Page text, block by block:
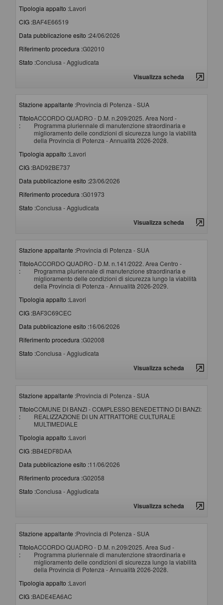
Tipologia appalto :Lavori
CIG :BAF4E66519
Data pubblicazione esito :24/06/2026
Riferimento procedura :G02010
Stato :Conclusa - Aggiudicata
Visualizza scheda
Stazione appaltante :Provincia di Potenza - SUA
Titolo
:
ACCORDO QUADRO - D.M. n.209/2025. Area Nord -
Programma pluriennale di manutenzione straordinaria e
miglioramento delle condizioni di sicurezza lungo la viabilità
della Provincia di Potenza - Annualità 2026-2028.
Tipologia appalto :Lavori
CIG :BAD92BE737
Data pubblicazione esito :23/06/2026
Riferimento procedura :G01973
Stato :Conclusa - Aggiudicata
Visualizza scheda
Stazione appaltante :Provincia di Potenza - SUA
Titolo
:
ACCORDO QUADRO - D.M. n.141/2022. Area Centro -
Programma pluriennale di manutenzione straordinaria e
miglioramento delle condizioni di sicurezza lungo la viabilità
della Provincia di Potenza - Annualità 2026-2029.
Tipologia appalto :Lavori
CIG :BAF3C69CEC
Data pubblicazione esito :16/06/2026
Riferimento procedura :G02008
Stato :Conclusa - Aggiudicata
Visualizza scheda
Stazione appaltante :Provincia di Potenza - SUA
Titolo
:
COMUNE DI BANZI - COMPLESSO BENEDETTINO DI BANZI:
REALIZZAZIONE DI UN ATTRATTORE CULTURALE
MULTIMEDIALE
Tipologia appalto :Lavori
CIG :BB4EDF8DAA
Data pubblicazione esito :11/06/2026
Riferimento procedura :G02058
Stato :Conclusa - Aggiudicata
Visualizza scheda
Stazione appaltante :Provincia di Potenza - SUA
Titolo
:
ACCORDO QUADRO - D.M. n.209/2025. Area Sud -
Programma pluriennale di manutenzione straordinaria e
miglioramento delle condizioni di sicurezza lungo la viabilità
della Provincia di Potenza - Annualità 2026-2028.
Tipologia appalto :Lavori
CIG :BADE4EA6AC